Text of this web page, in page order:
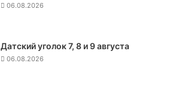
06.08.2026
Датский уголок 7, 8 и 9 августа
06.08.2026